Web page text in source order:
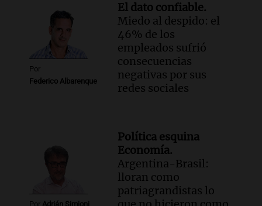
Por
Federico Albarenque
El dato confiable.
Miedo al despido: el
46% de los
empleados sufrió
consecuencias
negativas por sus
redes sociales
Por Adrián Simioni
Política esquina
Economía.
Argentina-Brasil:
lloran como
patriagrandistas lo